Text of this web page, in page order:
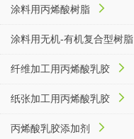
涂料用丙烯酸树脂
涂料用无机-有机复合型树脂
纤维加工用丙烯酸乳胶
纸张加工用丙烯酸乳胶
丙烯酸乳胶添加剂